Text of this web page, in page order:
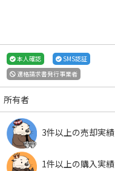
本人確認
SMS認証
適格請求書発行事業者
所有者
3件以上の売却実績
1件以上の購入実績